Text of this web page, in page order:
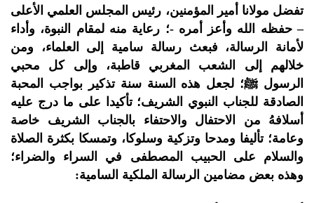
تفضل مولانا أمير المؤمنين، رئيس المجلس العلمي الأعلى
– حفظه الله وأعز أمره -؛ رعاية منه لمقام النبوة، وأداء
لأمانة الرسالة، فبعث رسالة سامية إلى العلماء، ومن
خلالهم إلى الشعب المغربي قاطبة، وإلى كل محبي
الرسول ﷺ؛ لجعل هذه السنة سنة تذكير بواجب المحبة
الصادقة للجناب النبوي الشريف؛ تأكيدا على ما درج عليه
أسلافهُ من الاحتفال والاحتفاء بالجناب الشريف خاصة
وعامة؛ تأليفا ومدحا وتزكية وسلوكا، وتمسكا بكثرة الصلاة
والسلام على الحبيب المصطفى في السراء والضراء؛
وهذه بعض مضامين الرسالة الملكية السامية: